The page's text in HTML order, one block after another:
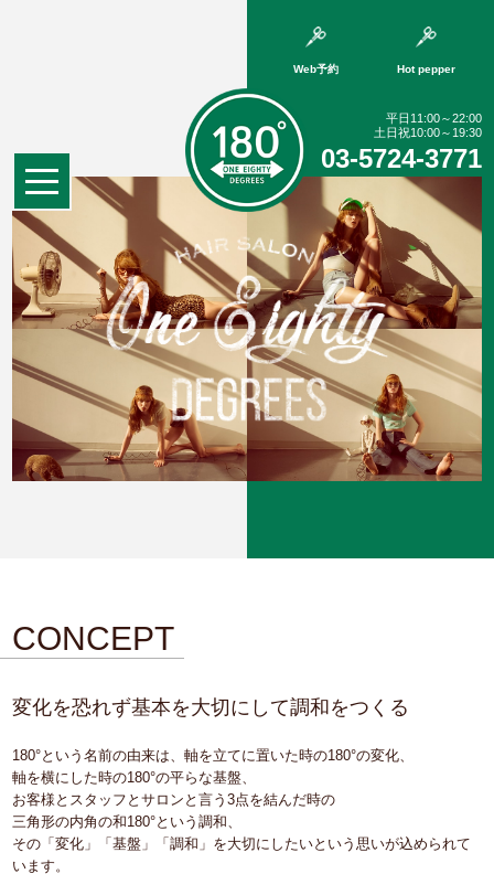
Web予約 Hot pepper
平日11:00～22:00
土日祝10:00～19:30
03-5724-3771
CONCEPT
変化を恐れず基本を大切にして調和をつくる
180°という名前の由来は、軸を立てに置いた時の180°の変化、
軸を横にした時の180°の平らな基盤、
お客様とスタッフとサロンと言う3点を結んだ時の
三角形の内角の和180°という調和、
その「変化」「基盤」「調和」を大切にしたいという思いが込められて
います。